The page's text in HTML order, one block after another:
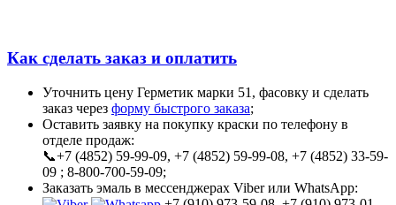
Как сделать заказ и оплатить
Уточнить цену Герметик марки 51, фасовку и сделать
заказ через форму быстрого заказа;
Оставить заявку на покупку краски по телефону в
отделе продаж:
📞+7 (4852) 59-99-09, +7 (4852) 59-99-08, +7 (4852) 33-59-
09 ; 8-800-700-59-09;
Заказать эмаль в мессенджерах Viber или WhatsApp: